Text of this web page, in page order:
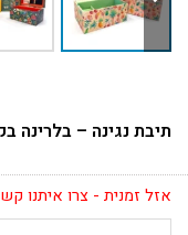
תיבת נגינה – בלרינה
אזל זמנית - צרו איתנו